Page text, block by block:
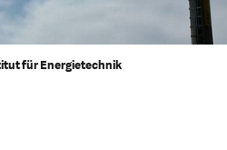
für Energietechnik